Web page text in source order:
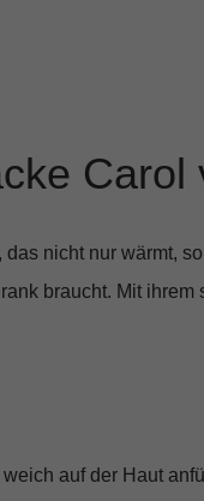
Carol
nicht nur wärmt,
braucht. Mit ihrem
auf der Haut